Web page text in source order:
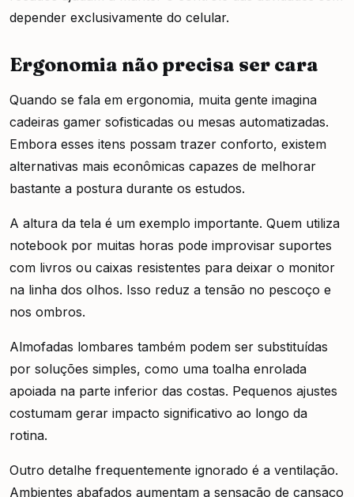
depender exclusivamente do celular.
Ergonomia não precisa ser cara
Quando se fala em ergonomia, muita gente imagina
cadeiras gamer sofisticadas ou mesas automatizadas.
Embora esses itens possam trazer conforto, existem
alternativas mais econômicas capazes de melhorar
bastante a postura durante os estudos.
A altura da tela é um exemplo importante. Quem utiliza
notebook por muitas horas pode improvisar suportes
com livros ou caixas resistentes para deixar o monitor
na linha dos olhos. Isso reduz a tensão no pescoço e
nos ombros.
Almofadas lombares também podem ser substituídas
por soluções simples, como uma toalha enrolada
apoiada na parte inferior das costas. Pequenos ajustes
costumam gerar impacto significativo ao longo da
rotina.
Outro detalhe frequentemente ignorado é a ventilação.
Ambientes abafados aumentam a sensação de cansaço